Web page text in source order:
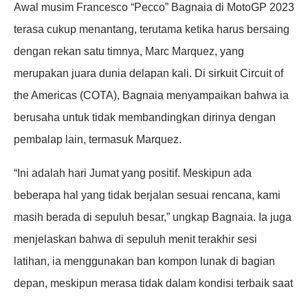
Awal musim Francesco “Pecco” Bagnaia di MotoGP 2023
terasa cukup menantang, terutama ketika harus bersaing
dengan rekan satu timnya, Marc Marquez, yang
merupakan juara dunia delapan kali. Di sirkuit Circuit of
the Americas (COTA), Bagnaia menyampaikan bahwa ia
berusaha untuk tidak membandingkan dirinya dengan
pembalap lain, termasuk Marquez.
“Ini adalah hari Jumat yang positif. Meskipun ada
beberapa hal yang tidak berjalan sesuai rencana, kami
masih berada di sepuluh besar,” ungkap Bagnaia. Ia juga
menjelaskan bahwa di sepuluh menit terakhir sesi
latihan, ia menggunakan ban kompon lunak di bagian
depan, meskipun merasa tidak dalam kondisi terbaik saat